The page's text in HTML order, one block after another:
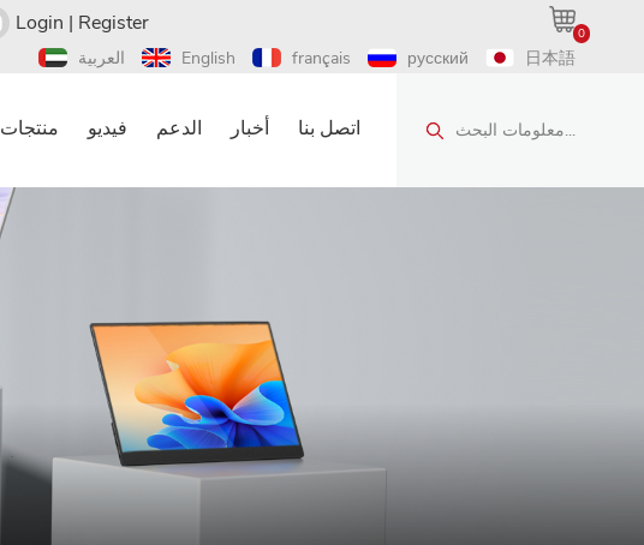
0
Login | Register
العربية English français русский 日本語
معلومات البحث... منتجات فيديو الدعم أخبار اتصل بنا